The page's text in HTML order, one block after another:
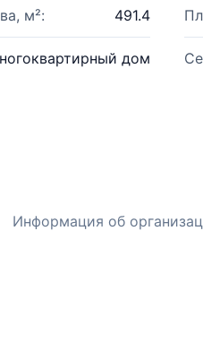
м²: 491.4
дом
Информация об